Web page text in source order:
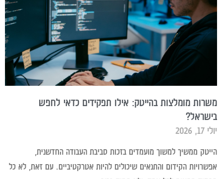
משרות מומלצות בהייטק: אילו תפקידים כדאי לחפש
בישראל?
יולי 17, 2026
הייטק ממשיך למשוך מועמדים בזכות סביבת העבודה החדשנית,
אפשרויות הקידום והתנאים שיכולים להיות אטרקטיביים. עם זאת, לא כל